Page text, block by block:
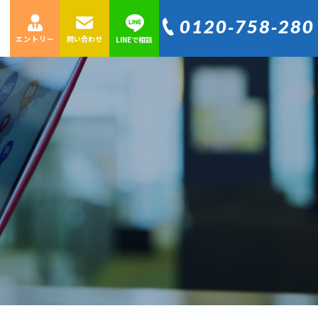
エントリー 問い合わせ LINEで相談
0120‐758‐280